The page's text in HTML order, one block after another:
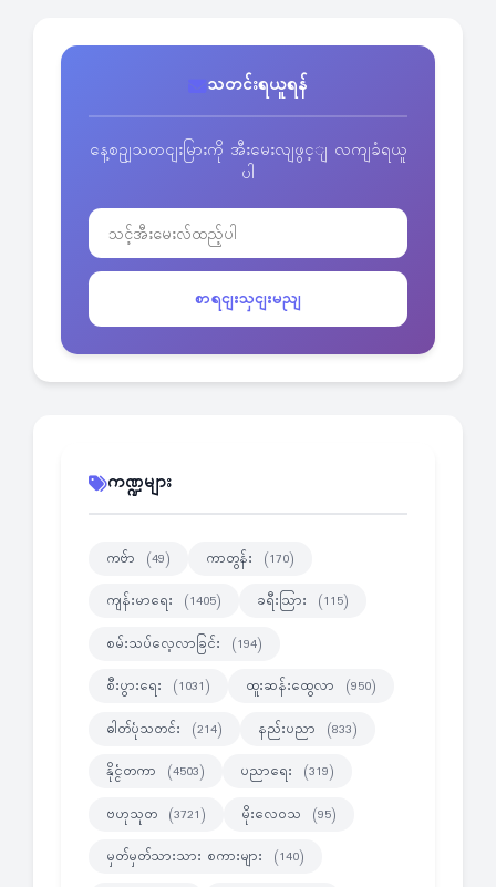
သတင်းရယူရန်
နေ့စဥျသတငျးမြားကို အီးမေးလျဖွင့ျ လကျခံရယူ
ပါ
စာရငျးသှငျးမညျ
ကဏ္ဍများ
ကဗ်ာ (49) ကာတွန်း (170)
ကျန်းမာရေး (1405) ခရီးသြား (115)
စမ်းသပ်လေ့လာခြင်း (194)
စီးပွားရေး (1031) ထူးဆန်းထွေလာ (950)
ဓါတ်ပုံသတင်း (214) နည်းပညာ (833)
နိုင္ငံတကာ (4503) ပညာရေး (319)
ဗဟုသုတ (3721) မိုးလေဝသ (95)
မှတ်မှတ်သားသား စကားများ (140)